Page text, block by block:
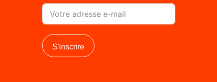
S'inscrire